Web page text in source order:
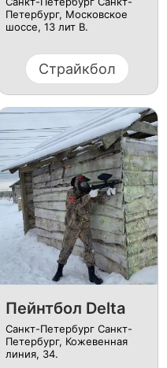
Петербург, ​Московское
шоссе, 13 лит В.
Страйкбол
Пейнтбол Delta
Санкт-Петербург Санкт-
Петербург, ​Кожевенная
линия, 34.